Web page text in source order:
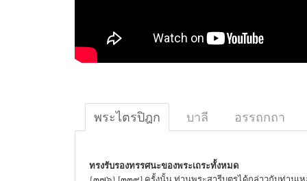
พระไตรปิฎก บาลี อรรถกถา
ทรงรับรองทรรศนะของพระเถระทั้งหมด